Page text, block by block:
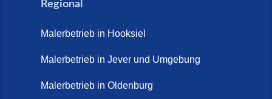
Regional
Malerbetrieb in Hooksiel
Malerbetrieb in Jever und Umgebung
Malerbetrieb in Oldenburg